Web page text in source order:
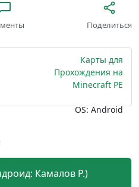
Поделиться
Карты для
Прохождения на
Minecraft PE
OS: Android
Камалов Р.)